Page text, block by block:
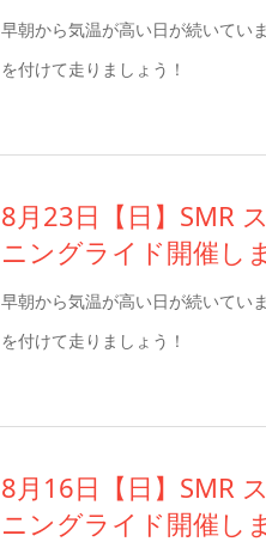
早朝から気温が高い日が続いてい
を付けて走りましょう！
8月23日【日】SMR
ニングライド開催し
早朝から気温が高い日が続いてい
を付けて走りましょう！
8月16日【日】SMR
ニングライド開催し